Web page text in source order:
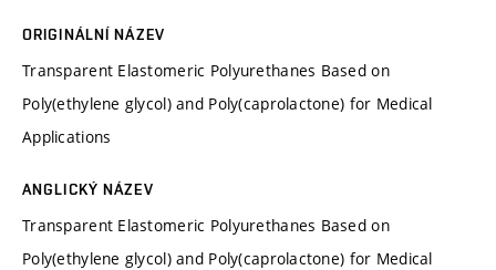
ORIGINÁLNÍ NÁZEV
Transparent Elastomeric Polyurethanes Based on
Poly(ethylene glycol) and Poly(caprolactone) for Medical
Applications
ANGLICKÝ NÁZEV
Transparent Elastomeric Polyurethanes Based on
Poly(ethylene glycol) and Poly(caprolactone) for Medical